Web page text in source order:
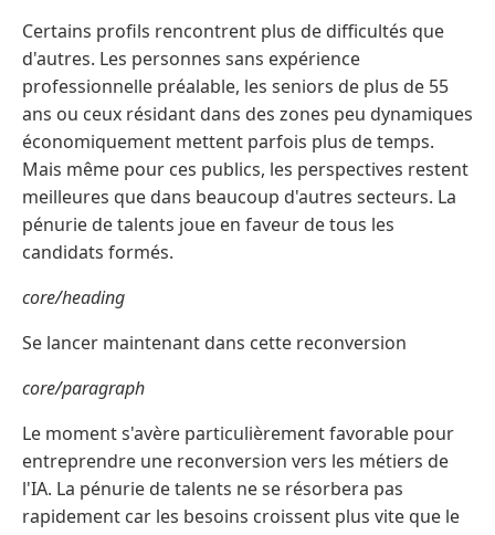
Certains profils rencontrent plus de difficultés que
d'autres. Les personnes sans expérience
professionnelle préalable, les seniors de plus de 55
ans ou ceux résidant dans des zones peu dynamiques
économiquement mettent parfois plus de temps.
Mais même pour ces publics, les perspectives restent
meilleures que dans beaucoup d'autres secteurs. La
pénurie de talents joue en faveur de tous les
candidats formés.
core/heading
Se lancer maintenant dans cette reconversion
core/paragraph
Le moment s'avère particulièrement favorable pour
entreprendre une reconversion vers les métiers de
l'IA. La pénurie de talents ne se résorbera pas
rapidement car les besoins croissent plus vite que le